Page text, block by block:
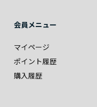
会員メニュー
マイページ
ポイント履歴
購入履歴